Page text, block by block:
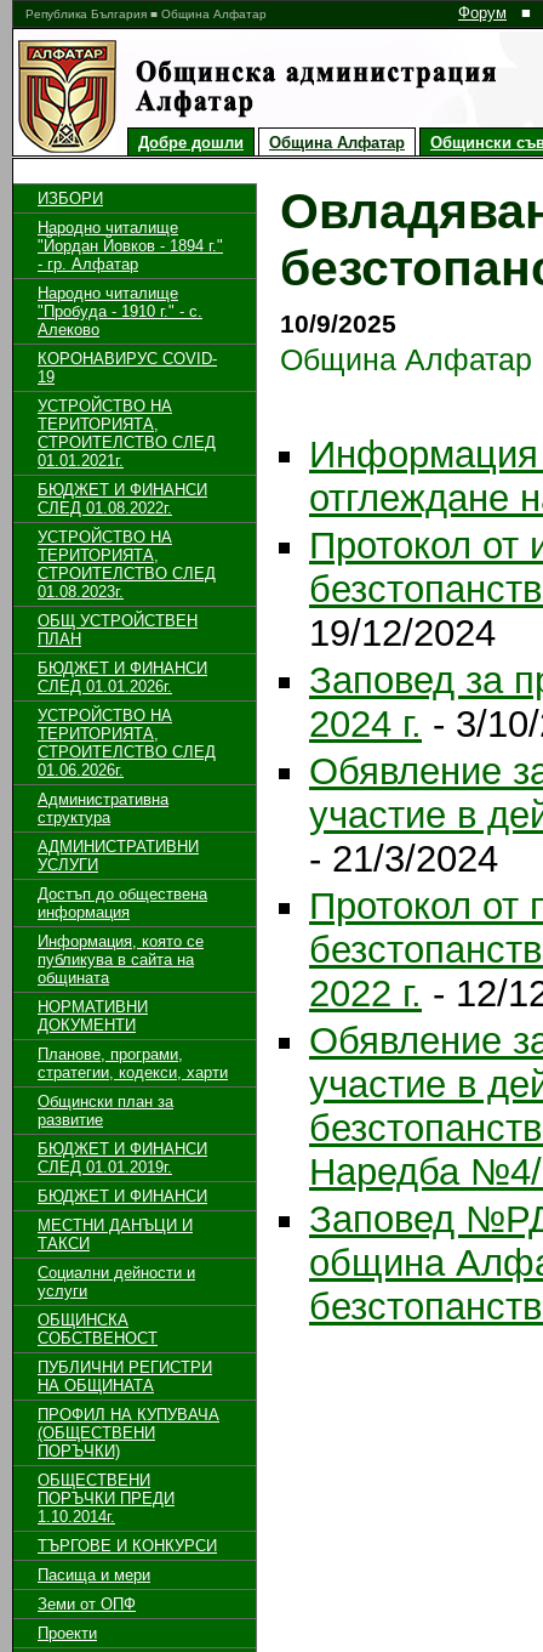
Република България ■ Община Алфатар Форум ■
Добре дошли Община Алфатар Общински
ИЗБОРИ
Народно читалище
"Йордан Йовков - 1894 г."
- гр. Алфатар
Народно читалище
"Пробуда - 1910 г." - с.
Алеково
КОРОНАВИРУС COVID-
19
УСТРОЙСТВО НА
ТЕРИТОРИЯТА,
СТРОИТЕЛСТВО СЛЕД
01.01.2021г.
БЮДЖЕТ И ФИНАНСИ
СЛЕД 01.08.2022г.
УСТРОЙСТВО НА
ТЕРИТОРИЯТА,
СТРОИТЕЛСТВО СЛЕД
01.08.2023г.
ОБЩ УСТРОЙСТВЕН
ПЛАН
БЮДЖЕТ И ФИНАНСИ
СЛЕД 01.01.2026г.
УСТРОЙСТВО НА
ТЕРИТОРИЯТА,
СТРОИТЕЛСТВО СЛЕД
01.06.2026г.
Административна
структура
АДМИНИСТРАТИВНИ
УСЛУГИ
Достъп до обществена
информация
Информация, която се
публикува в сайта на
общината
НОРМАТИВНИ
ДОКУМЕНТИ
Планове, програми,
стратегии, кодекси, харти
Общински план за
развитие
БЮДЖЕТ И ФИНАНСИ
СЛЕД 01.01.2019г.
БЮДЖЕТ И ФИНАНСИ
МЕСТНИ ДАНЪЦИ И
ТАКСИ
Социални дейности и
услуги
ОБЩИНСКА
СОБСТВЕНОСТ
ПУБЛИЧНИ РЕГИСТРИ
НА ОБЩИНАТА
ПРОФИЛ НА КУПУВАЧА
(ОБЩЕСТВЕНИ
ПОРЪЧКИ)
ОБЩЕСТВЕНИ
ПОРЪЧКИ ПРЕДИ
1.10.2014г.
ТЪРГОВЕ И КОНКУРСИ
Пасища и мери
Земи от ОПФ
Проекти
10/9/2025
Община Алфатар
Информация
отглеждане
Протокол от
19/12/2024
Заповед за
2024 г. - 3/
Обявление
участие в
- 21/3/2024
Протокол от
2022 г. - 12/
Обявление
участие в
Наредба №4/
Заповед
община